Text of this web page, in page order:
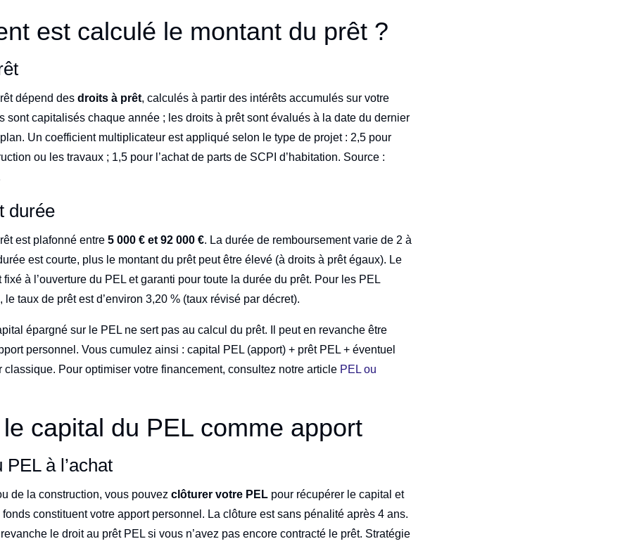
est calculé le montant du prêt ?
dépend desdroits à prêt, calculés à partir des intérêts accumulés sur votre
sont capitalisés chaque année ; les droits à prêt sont évalués à la date du dernier
Un coefficient multiplicateur est appliqué selon le type de projet : 2,5 pour
ou les travaux ; 1,5 pour l’achat de parts de SCPI d’habitation. Source :
durée
est plafonné entre5 000 € et 92 000 €. La durée de remboursement varie de 2 à
est courte, plus le montant du prêt peut être élevé (à droits à prêt égaux). Le
fixé à l’ouverture du PEL et garanti pour toute la durée du prêt. Pour les PEL
le taux de prêt est d’environ 3,20 % (taux révisé par décret).
épargné sur le PEL ne sert pas au calcul du prêt. Il peut en revanche être
personnel. Vous cumulez ainsi : capital PEL (apport) + prêt PEL + éventuel
classique. Pour optimiser votre financement, consultez notre article PEL ou
capital du PEL comme apport
à l’achat
de la construction, vous pouvezclôturer votre PEL pour récupérer le capital et
fonds constituent votre apport personnel. La clôture est sans pénalité après 4 ans.
le droit au prêt PEL si vous n’avez pas encore contracté le prêt. Stratégie